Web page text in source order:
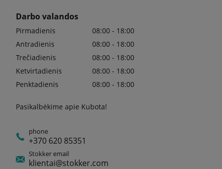
Darbo valandos
Pirmadienis
08:00 - 18:00
Antradienis
08:00 - 18:00
Trečiadienis
08:00 - 18:00
Ketvirtadienis
08:00 - 18:00
Penktadienis
08:00 - 18:00
Pasikalbėkime apie Kubota!
phone
+370 620 85351
Stokker email
klientai@stokker.com